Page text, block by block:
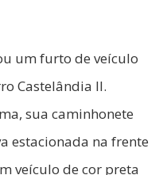
um furto de veículo
Castelândia II.
sua caminhonete
estacionada na frente
veículo de cor preta